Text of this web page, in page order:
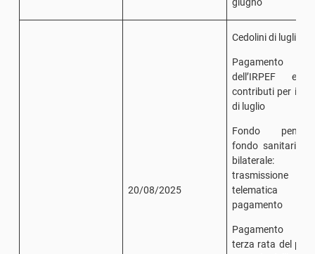
20/08/2025
Cedolini di luglio
Pagamento
dell’IRPEF e
contributi per il
di luglio
Fondo
fondo sanitario/
bilaterale:
trasmissione
telematica
pagamento
Pagamento
terza rata del